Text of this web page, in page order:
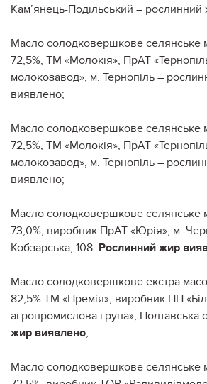
Кам’янець-Подільський –
Масло солодковершкове селянське
72,5%, ТМ «Молокія», ПрАТ
молокозавод», м. Тернопіль –
виявлено;
Масло солодковершкове селянське
72,5%, ТМ «Молокія», ПрАТ
молокозавод», м. Тернопіль –
виявлено;
Масло солодковершкове селянське
73,0%, виробник ПрАТ «Юрія», м.
Кобзарська, 108. Рослинний жир
Масло солодковершкове екстра
82,5% ТМ «Премія», виробник ПП
агропромислова група», Полтавська
жир виявлено;
Масло солодковершкове селянське